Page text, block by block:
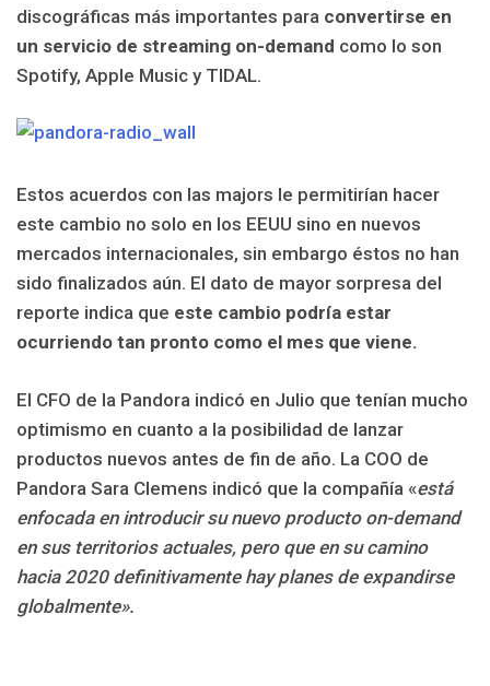
discográficas más importantes para convertirse en
un servicio de streaming on-demand como lo son
Spotify, Apple Music y TIDAL.
Estos acuerdos con las majors le permitirían hacer
este cambio no solo en los EEUU sino en nuevos
mercados internacionales, sin embargo éstos no han
sido finalizados aún. El dato de mayor sorpresa del
reporte indica que este cambio podría estar
ocurriendo tan pronto como el mes que viene.
El CFO de la Pandora indicó en Julio que tenían mucho
optimismo en cuanto a la posibilidad de lanzar
productos nuevos antes de fin de año. La COO de
Pandora Sara Clemens indicó que la compañía «está
enfocada en introducir su nuevo producto on-demand
en sus territorios actuales, pero que en su camino
hacia 2020 definitivamente hay planes de expandirse
globalmente».